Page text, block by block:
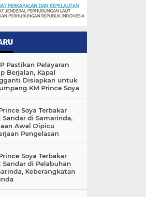
Pastikan Pelayaran
Berjalan, Kapal
Disiapkan untuk
KM Prince Soya
Soya Terbakar
Sandar di Samarinda,
Awal Dipicu
Pengelasan
Soya Terbakar
Sandar di Pelabuhan
Keberangkatan